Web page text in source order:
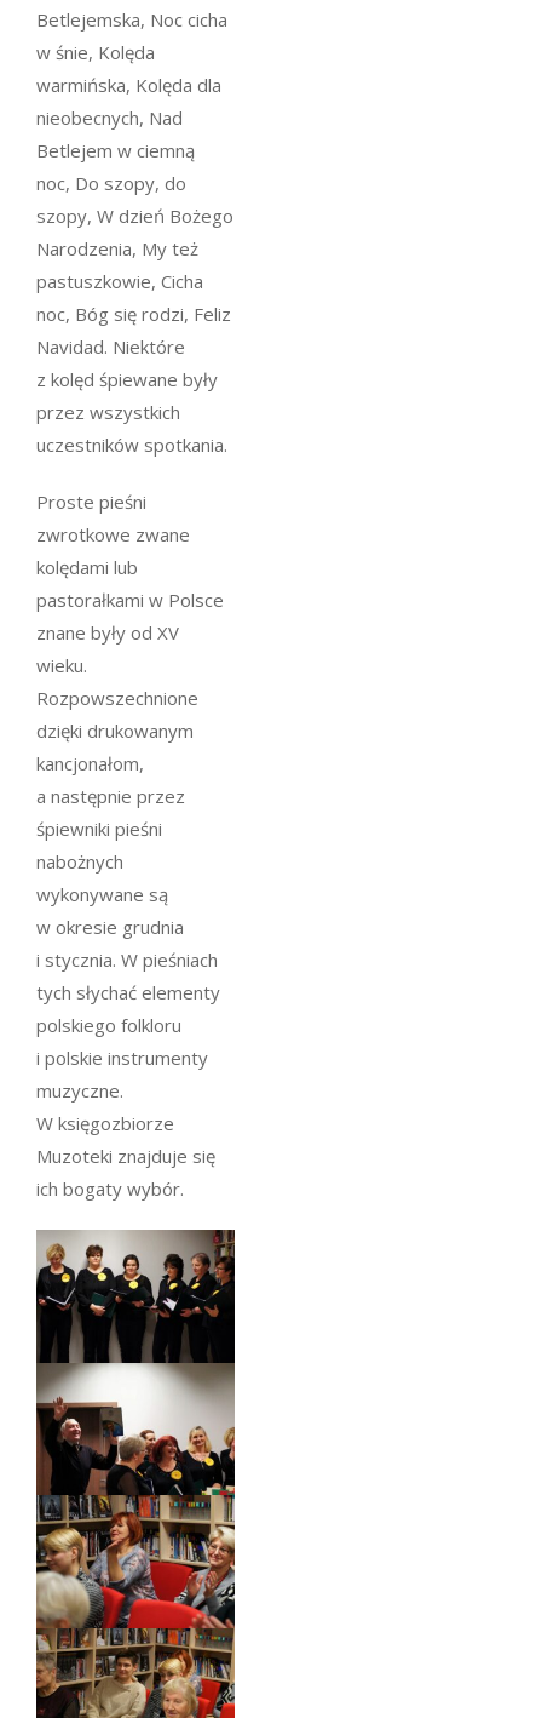
Betlejemska, Noc cicha
w śnie, Kolęda
warmińska, Kolęda dla
nieobecnych, Nad
Betlejem w ciemną
noc, Do szopy, do
szopy, W dzień Bożego
Narodzenia, My też
pastuszkowie, Cicha
noc, Bóg się rodzi, Feliz
Navidad. Niektóre
z kolęd śpiewane były
przez wszystkich
uczestników spotkania.
Proste pieśni
zwrotkowe zwane
kolędami lub
pastorałkami w Polsce
znane były od XV
wieku.
Rozpowszechnione
dzięki drukowanym
kancjonałom,
a następnie przez
śpiewniki pieśni
nabożnych
wykonywane są
w okresie grudnia
i stycznia. W pieśniach
tych słychać elementy
polskiego folkloru
i polskie instrumenty
muzyczne.
W księgozbiorze
Muzoteki znajduje się
ich bogaty wybór.